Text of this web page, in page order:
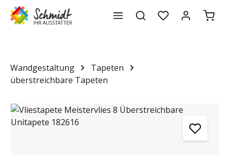
springen
Wandgestaltung
Tapeten
überstreichbare Tapeten
Bildergalerie überspringen